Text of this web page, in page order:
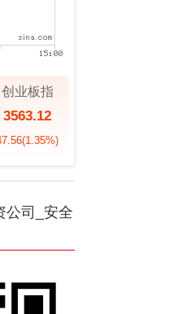
创业板指
3563.12
(1.35%)
公司_安全